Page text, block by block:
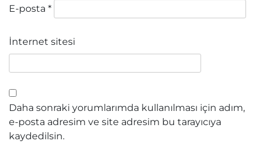
E-posta *
İnternet sitesi
Daha sonraki yorumlarımda kullanılması için adım,
e-posta adresim ve site adresim bu tarayıcıya
kaydedilsin.